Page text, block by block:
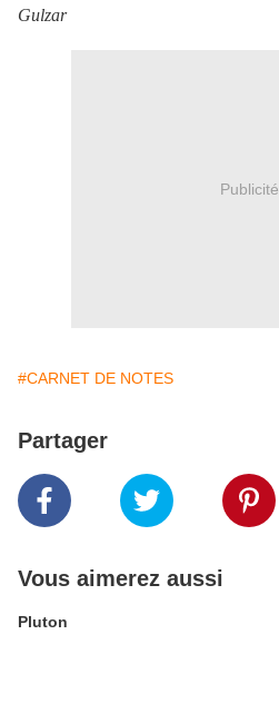
Gulzar
Publicité
#CARNET DE NOTES
Partager
Vous aimerez aussi
Pluton